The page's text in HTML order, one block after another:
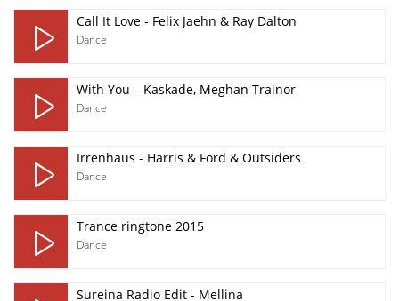
Call It Love - Felix Jaehn & Ray Dalton
Dance
With You – Kaskade, Meghan Trainor
Dance
Irrenhaus - Harris & Ford & Outsiders
Dance
Trance ringtone 2015
Dance
Sureina Radio Edit - Mellina